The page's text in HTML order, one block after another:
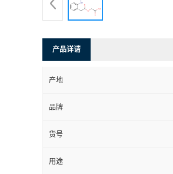
产品详请
产地
品牌
货号
用途